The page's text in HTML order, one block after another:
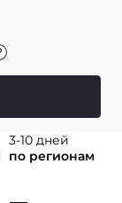
3-10 дней
по регионам